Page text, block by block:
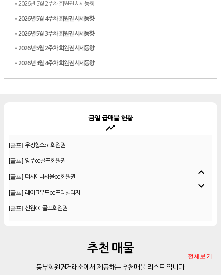
* 2026년 6월 2주차 회원권 시세동향
* 2026년 5월 4주차 회원권 시세동향
* 2026년 5월 3주차 회원권 시세동향
* 2026년 5월 2주차 회원권 시세동향
* 2026년 4월 4주차 회원권 시세동향
금일 급매물 현황
trending_up
[골프] 우정힐스cc 회원권
[골프] 양주cc 골프회원권
[골프] 더시에나서울cc 회원권
[골프] 레이크우드cc 프리빌리지
[골프] 신원CC 골프회원권
아름다운cc 회원권
expand_less
expand_more
추천 매물
동부회원권거래소에서 제공하는 추천매물 리스트 입니다.
+ 전체보기